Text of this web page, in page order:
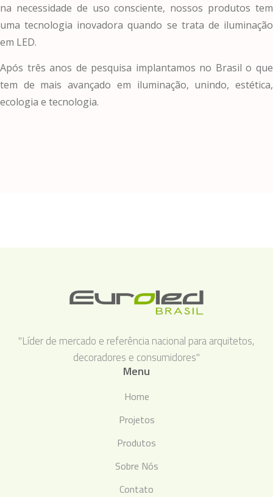
na necessidade de uso consciente, nossos produtos tem
uma tecnologia inovadora quando se trata de iluminação
em LED.
Após três anos de pesquisa implantamos no Brasil o que
tem de mais avançado em iluminação, unindo, estética,
ecologia e tecnologia.
"Líder de mercado e referência nacional para arquitetos,
decoradores e consumidores"
Menu
Home
Projetos
Produtos
Sobre Nós
Contato